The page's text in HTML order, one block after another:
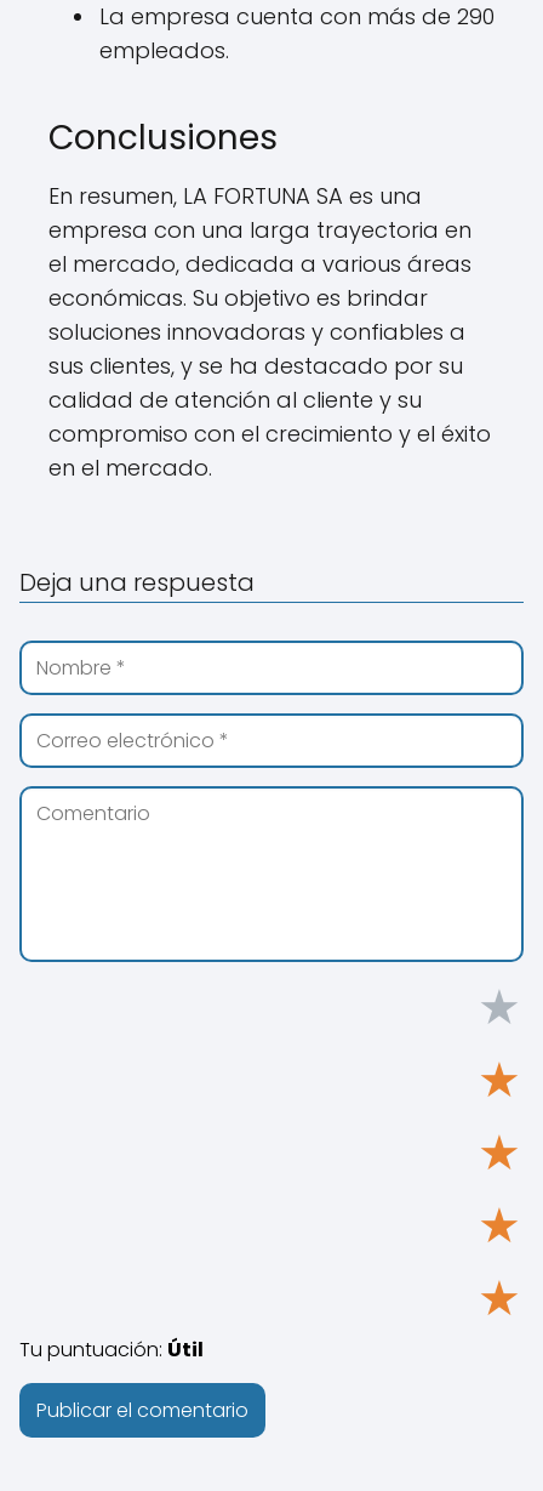
La empresa cuenta con más de 290
empleados.
Conclusiones
En resumen, LA FORTUNA SA es una
empresa con una larga trayectoria en
el mercado, dedicada a various áreas
económicas. Su objetivo es brindar
soluciones innovadoras y confiables a
sus clientes, y se ha destacado por su
calidad de atención al cliente y su
compromiso con el crecimiento y el éxito
en el mercado.
Deja una respuesta
★
★
★
★
★
Tu puntuación: Útil